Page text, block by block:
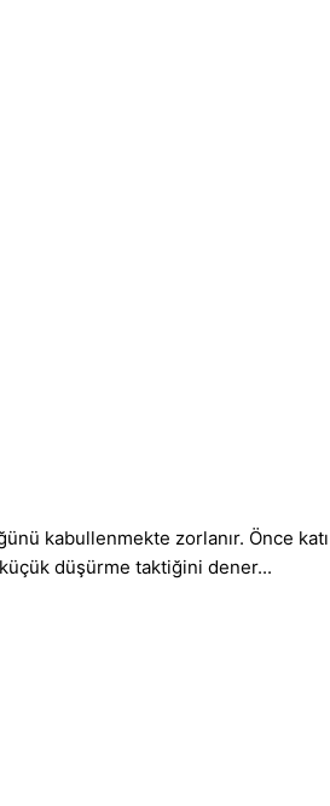
kabullenmekte zorlanır. Önce
düşürme taktiğini dener...